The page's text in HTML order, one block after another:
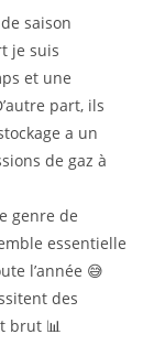
saison
je suis
et une
part, ils
a un
de gaz à
genre de
essentielle
l’année 😅
des
brut 📊